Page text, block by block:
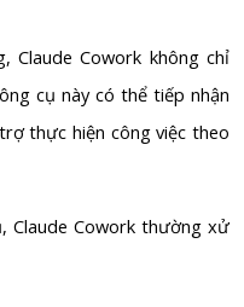
Claude Cowork không chỉ
cụ này có thể tiếp nhận
thực hiện công việc theo
Claude Cowork thường xử